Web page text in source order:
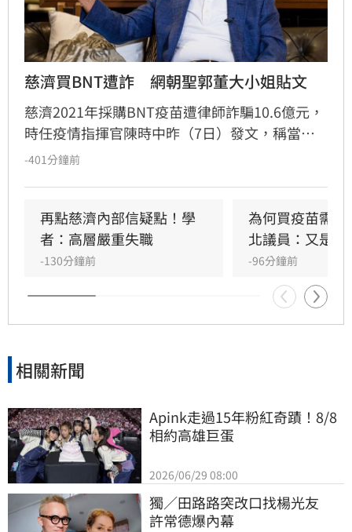
慈濟買BNT遭詐　網朝聖郭董大小姐貼文
慈濟2021年採購BNT疫苗遭律師詐騙10.6億元，
時任疫情指揮官陳時中昨（7日）發文，稱當年
早就苦口婆心要提防掮客，卻遭在野攻擊抹黑；
為，慈濟固然被當盤子詐騙，但和疫情爆發後疫
苗確實不足，根本是兩碼事，批評綠營偷換概念
洗記憶的手法太過粗糙。更有大批網友回顧郭台
銘2023年「大小姐說不要買」的貼文，認為內容
較符合當初疫苗採購受政治因素卡關或延遲的時
間線 。
-401分鐘前
再點慈濟內部信疑點！學
者：高層嚴重失職
-130分鐘前
為何買疫苗需
北議員：又是中
-96分鐘前
相關新聞
Apink走過15年粉紅奇蹟！8/8
相約高雄巨蛋
2026/06/29 08:00
獨／田路路突改口找楊光友
許常德爆內幕